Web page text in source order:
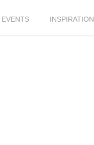
EVENTS INSPIRATION